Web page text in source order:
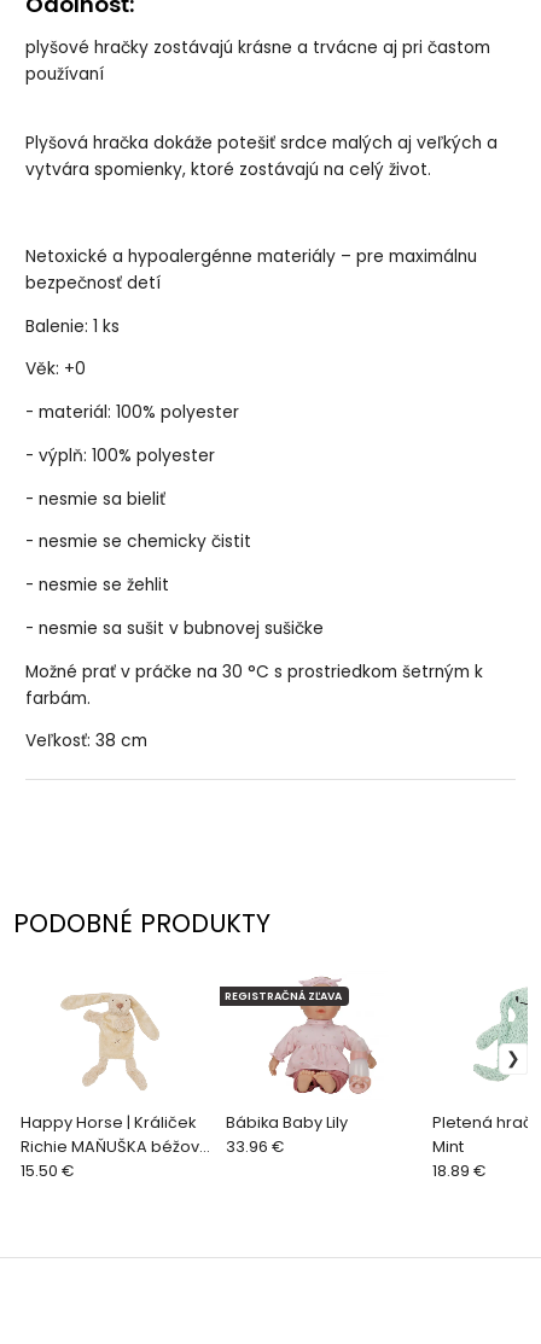
plyšové hračky zostávajú krásne a trvácne aj pri častom
používaní
Plyšová hračka dokáže potešiť srdce malých aj veľkých a
vytvára spomienky, ktoré zostávajú na celý život.
Netoxické a hypoalergénne materiály – pre maximálnu
bezpečnosť detí
Balenie: 1 ks
Věk: +0
- materiál: 100% polyester
- výplň: 100% polyester
- nesmie sa bieliť
- nesmie se chemicky čistit
- nesmie se žehlit
- nesmie sa sušit v bubnovej sušičke
Možné prať v práčke na 30 °C s prostriedkom šetrným k
farbám.
Veľkosť: 38 cm
PODOBNÉ PRODUKTY
Happy Horse | Králiček
Richie MAŇUŠKA béžová
veľkosť: 26 cm
15.50 €
Bábika Baby Lily
REGISTRAČNÁ ZĽAVA
33.96 €
Pletená
Mint
18.89 €